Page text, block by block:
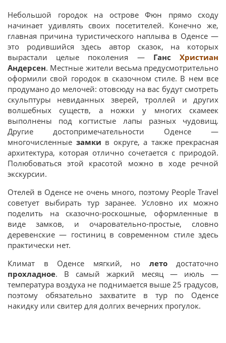
Небольшой городок на острове Фюн прямо сходу
начинает удивлять своих посетителей. Конечно же,
главная причина туристического наплыва в Оденсе —
это родившийся здесь автор сказок, на которых
вырастали целые поколения — Ганс
Христиан
Андерсен. Местные жители весьма предусмотрительно
оформили свой городок в сказочном стиле. В нем все
продумано до мелочей: отовсюду на вас будут смотреть
скульптуры невиданных зверей, троллей и других
волшебных существ, а ножки у многих скамеек
выполнены под когтистые лапы разных чудовищ.
Другие достопримечательности Оденсе —
многочисленные замки в округе, а также прекрасная
архитектура, которая отлично сочетается с природой.
Полюбоваться этой красотой можно в ходе речной
экскурсии.
Отелей в Оденсе не очень много, поэтому People Travel
советует выбирать тур заранее. Условно их можно
поделить на сказочно-роскошные, оформленные в
виде замков, и очаровательно-простые, словно
деревенские — гостиниц в современном стиле здесь
практически нет.
Климат в Оденсе мягкий, но летодостаточно
прохладное. В самый жаркий месяц — июль —
температура воздуха не поднимается выше 25 градусов,
поэтому обязательно захватите в тур по Оденсе
накидку или свитер для долгих вечерних прогулок.